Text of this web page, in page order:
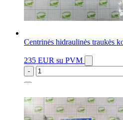
Centrinės hidraulinės traukės
235 EUR su PVM
-